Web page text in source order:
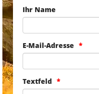
Ihr Name
E-Mail-Adresse
Textfeld